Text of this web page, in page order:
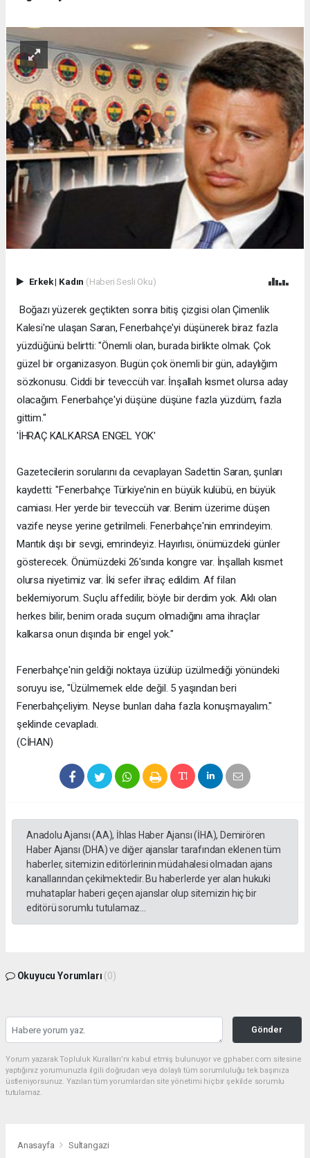
Erkek| Kadın (Haberi Sesli Oku)
Boğazı yüzerek geçtikten sonra bitiş çizgisi olan Çimenlik
Kalesi'ne ulaşan Saran, Fenerbahçe'yi düşünerek biraz fazla
yüzdüğünü belirtti: "Önemli olan, burada birlikte olmak. Çok
güzel bir organizasyon. Bugün çok önemli bir gün, adaylığım
sözkonusu. Ciddi bir teveccüh var. İnşallah kısmet olursa aday
olacağım. Fenerbahçe'yi düşüne düşüne fazla yüzdüm, fazla
gittim."
'İHRAÇ KALKARSA ENGEL YOK'
Gazetecilerin sorularını da cevaplayan Sadettin Saran, şunları
kaydetti: "Fenerbahçe Türkiye'nin en büyük kulübü, en büyük
camiası. Her yerde bir teveccüh var. Benim üzerime düşen
vazife neyse yerine getirilmeli. Fenerbahçe'nin emrindeyim.
Mantık dışı bir sevgi, emrindeyiz. Hayırlısı, önümüzdeki günler
gösterecek. Önümüzdeki 26'sında kongre var. İnşallah kısmet
olursa niyetimiz var. İki sefer ihraç edildim. Af filan
beklemiyorum. Suçlu affedilir, böyle bir derdim yok. Aklı olan
herkes bilir, benim orada suçum olmadığını ama ihraçlar
kalkarsa onun dışında bir engel yok."
Fenerbahçe'nin geldiği noktaya üzülüp üzülmediği yönündeki
soruyu ise, "Üzülmemek elde değil. 5 yaşından beri
Fenerbahçeliyim. Neyse bunları daha fazla konuşmayalım."
şeklinde cevapladı.
(CİHAN)
Anadolu Ajansı (AA), İhlas Haber Ajansı (İHA), Demirören
Haber Ajansı (DHA) ve diğer ajanslar tarafından eklenen tüm
haberler, sitemizin editörlerinin müdahalesi olmadan ajans
kanallarından çekilmektedir. Bu haberlerde yer alan hukuki
muhataplar haberi geçen ajanslar olup sitemizin hiç bir
editörü sorumlu tutulamaz...
Okuyucu Yorumları (0)
Gönder
Yorum yazarak Topluluk Kuralları’nı kabul etmiş bulunuyor ve gphaber.com sitesine
yaptığınız yorumunuzla ilgili doğrudan veya dolaylı tüm sorumluluğu tek başınıza
üstleniyorsunuz. Yazılan tüm yorumlardan site yönetimi hiçbir şekilde sorumlu
tutulamaz.
Anasayfa Sultangazi